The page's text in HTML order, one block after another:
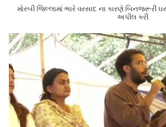
મોરબી જિલ્લામાં ભારે વરસાદ ના કારણે બિનજરૂરી
અપીલ કરી